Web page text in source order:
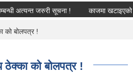
अत्यन्त जरुरी सूचना ! काजमा खटाइएको
बोलपत्र !
को बोलपत्र !